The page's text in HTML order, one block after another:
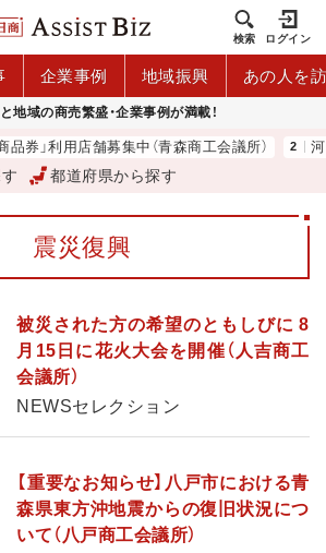
検索 ログイン
企業事例 地域振興 あの人を
地域の商売繁盛・企業事例が満載！
券」利用店舗募集中（青森商工会議所）
都道府県から探す
震災復興
被災された方の希望のともしびに 8
月15日に花火大会を開催（人吉商工
会議所）
NEWSセレクション
【重要なお知らせ】八戸市における青
森県東方沖地震からの復旧状況につ
いて（八戸商工会議所）